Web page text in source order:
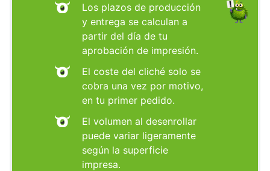
Los plazos de producción
y entrega se calculan a
partir del día de tu
aprobación de impresión.
El coste del cliché solo se
cobra una vez por motivo,
en tu primer pedido.
El volumen al desenrollar
puede variar ligeramente
según la superficie
impresa.